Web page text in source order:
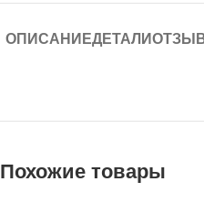
ОПИСАНИЕДЕТАЛИ
Похожие товары